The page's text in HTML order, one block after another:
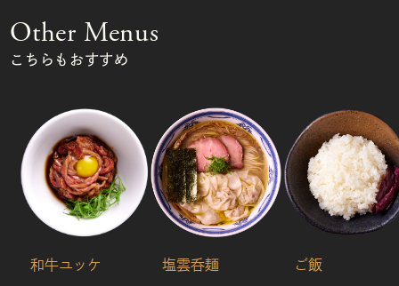
Other Menus
こちらもおすすめ
和牛ユッケ 塩雲呑麺 ご飯